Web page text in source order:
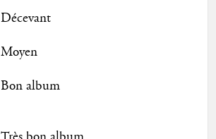
Décevant
Moyen
Bon album